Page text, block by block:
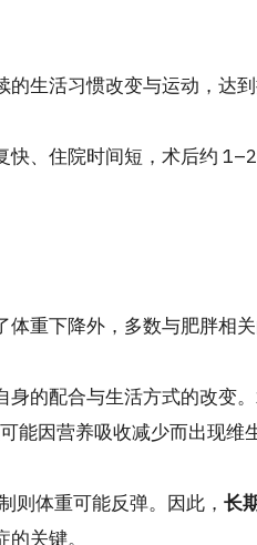
生活习惯改变与运动，达
快、住院时间短，术后约
重下降外，多数与肥胖相
身的配合与生活方式的改变
能因营养吸收减少而出现维
则体重可能反弹。因此，长